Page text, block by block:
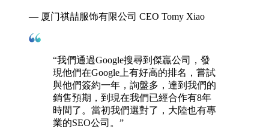
— 厦门祺喆服饰有限公司 CEO Tomy Xiao
“我們通過Google搜尋到傑贏公司，發
現他們在Google上有好高的排名，嘗試
與他們簽約一年，詢盤多，達到我們的
銷售預期，到現在我們已經合作有8年
時間了。當初我們選對了，大陸也有專
業的SEO公司。”